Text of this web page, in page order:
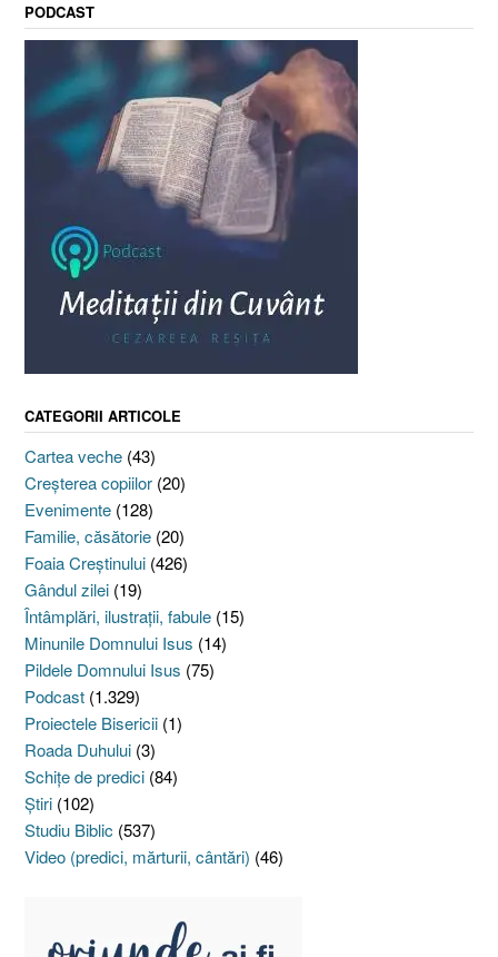
PODCAST
CATEGORII ARTICOLE
Cartea veche (43)
Creşterea copiilor (20)
Evenimente (128)
Familie, căsătorie (20)
Foaia Creştinului (426)
Gândul zilei (19)
Întâmplări, ilustraţii, fabule (15)
Minunile Domnului Isus (14)
Pildele Domnului Isus (75)
Podcast (1.329)
Proiectele Bisericii (1)
Roada Duhului (3)
Schiţe de predici (84)
Ştiri (102)
Studiu Biblic (537)
Video (predici, mărturii, cântări) (46)